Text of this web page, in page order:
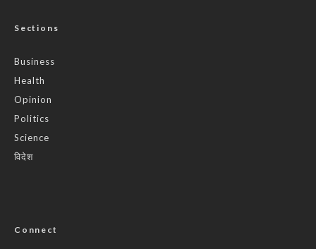
Sections
Business
Health
Opinion
Politics
Science
विदेश
Connect